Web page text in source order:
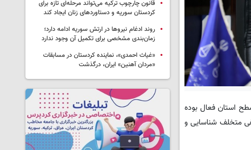
های نظارتی، ۵۵۵ اکیپ گشت مشترک در سطح استان فعال بوده
واحدهای صنفی مختلف بود که در این بازرسی ها، یک هزار و ۳۴۲ واحد صنفی متخلف شناسایی و
قانون چارچوب ترکیه می‌تواند مرحله‌ای تازه برای
کردستان سوریه و دستاوردهای زنان ایجاد کند
روند ادغام نیروها در ارتش سوریه ادامه دارد؛
زمان‌بندی مشخصی برای تکمیل آن وجود ندارد
«غیاث احمدی»، نماینده کردستان در مسابقات
«مردان آهنین» ایران، درگذشت